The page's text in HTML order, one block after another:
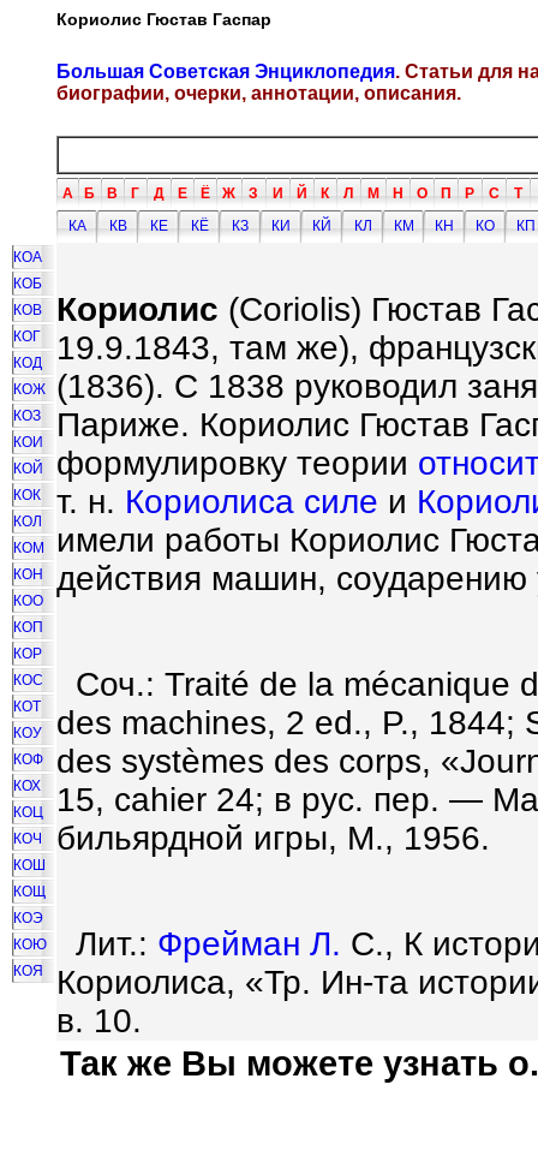
Кориолис Гюстав Гаспар
Большая Советская Энциклопедия. Статьи для
биографии, очерки, аннотации, описания.
А Б В Г Д Е Ё Ж З И Й К Л М Н О П Р С Т
КА
КВ КЕ КЁ КЗ КИ КЙ КЛ КМ КН КО
КП
КОА
КОБ
КОВ
КОГ
КОД
КОЖ
КОЗ
КОИ
КОЙ
КОК
КОЛ
КОМ
КОН
КОО
КОП
КОР
КОС
КОТ
КОУ
КОФ
КОХ
КОЦ
КОЧ
КОШ
КОЩ
КОЭ
КОЮ
КОЯ
Кориолис (Coriolis) Гюстав
19.9.1843, там же),
(1836). С 1838 руководил
Париже. Кориолис Гюстав
формулировку теории
т. н. Кориолиса силе и
имели работы Кориолис
действия машин, соударению
Соч.: Traité de la mécanique
des machines, 2 ed., P., 1844;
des systèmes des corps,
15, cahier 24; в рус. пер. —
бильярдной игры, М., 1956.
Лит.: Фрейман Л. С., К
Кориолиса, «Тр. Ин-та
в. 10.
Так же Вы можете узнать